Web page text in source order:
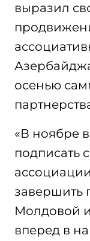
выразил
осенью
«В ноябре
подписать
завершить
Молдовой
вперед в